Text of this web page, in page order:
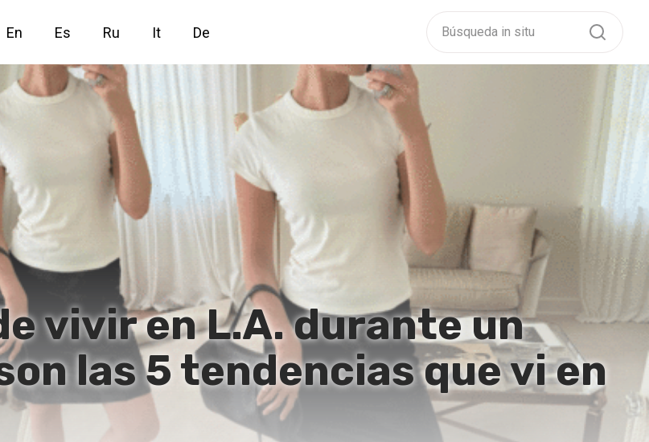
En Es Ru It De
vivir en L.A. durante un
las 5 tendencias que vi en